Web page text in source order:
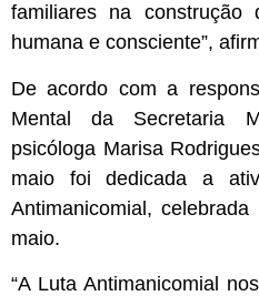
familiares na construção
humana e consciente”,
De acordo com a
Mental da Secretaria
psicóloga Marisa
maio foi dedicada a
Antimanicomial,
maio.
“A Luta Antimanicomial